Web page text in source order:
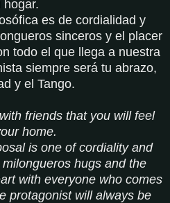
hogar.
es de cordialidad y
sinceros y el placer
todo el que llega a nuestra
siempre será tu abrazo,
y el Tango.
friends that you will feel
home.
is one of cordiality and
hugs and the
with everyone who comes
protagonist will always be